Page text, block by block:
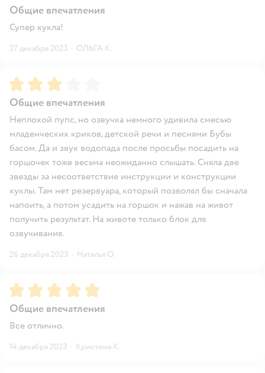
Общие впечатления
Супер кукла!
27 декабря 2023 · ОЛЬГА К.
Рейтинг:3
Общие впечатления
Неплохой пупс, но озвучка немного удивила смесью
младенческих криков, детской речи и песнями Бубы
басом. Да и звук водопада после просьбы посадить на
горшочек тоже весьма неожиданно слышать. Сняла две
звезды за несоответствие инструкции и конструкции
куклы. Там нет резервуара, который позволял бы сначала
напоить, а потом усадить на горшок и нажав на живот
получить результат. На животе только блок для
озвучивания.
26 декабря 2023 · Наталья О.
Рейтинг:5
Общие впечатления
Все отлично.
14 декабря 2023 · Кристина К.